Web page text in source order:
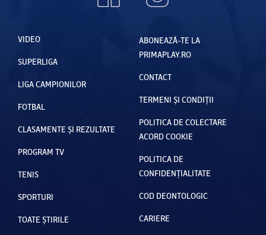
VIDEO
SUPERLIGA
LIGA CAMPIONILOR
FOTBAL
CLASAMENTE ȘI REZULTATE
PROGRAM TV
TENIS
SPORTURI
TOATE ȘTIRILE
ABONEAZĂ-TE LA
PRIMAPLAY.RO
CONTACT
TERMENI ȘI CONDIȚII
POLITICA DE COLECTARE
ACORD COOKIE
POLITICA DE
CONFIDENȚIALITATE
COD DEONTOLOGIC
CARIERE